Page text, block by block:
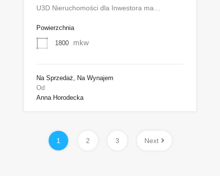
U3D Nieruchomości dla Inwestora ma…
Powierzchnia
1800 mkw
Na Sprzedaż, Na Wynajem
Od
Anna Horodecka
1 2 3 Next